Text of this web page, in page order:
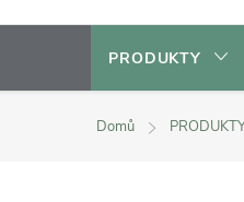
PRODUKTY
Domů